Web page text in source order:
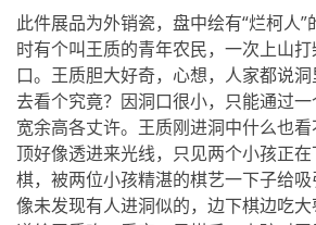
此件展品为外销瓷，盘中绘有“烂柯人
时有个叫王质的青年农民，一次上山
口。王质胆大好奇，心想，人家都说
去看个究竟？因洞口很小，只能通过一
宽余高各丈许。王质刚进洞中什么也
顶好像透进来光线，只见两个小孩正
棋，被两位小孩精湛的棋艺一下子给
像未发现有人进洞似的，边下棋边吃